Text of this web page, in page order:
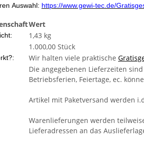
Auswahl: https://www.gewi-tec.de/
Wert
1,43 kg
1.000,00 Stück
Wir halten viele praktische
Die angegebenen Lieferzeiten sind
Betriebsferien, Feiertage, ec.
Artikel mit Paketversand werden
Warenlieferungen werden
Lieferadressen an das